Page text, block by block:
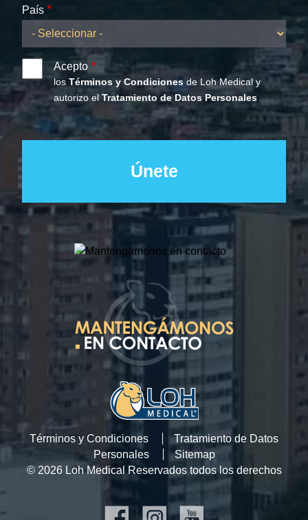
País
Acepto
losTérminos y Condiciones de Loh Medical y
autorizo elTratamiento de Datos Personales
Términos y Condiciones
Tratamiento de Datos
Personales
Sitemap
© 2026 Loh Medical Reservados todos los derechos